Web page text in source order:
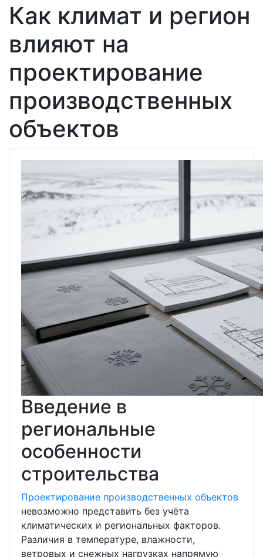
Как климат и регион
влияют на
проектирование
производственных
объектов
Введение в
региональные
особенности
строительства
Проектирование производственных объектов
невозможно представить без учёта
климатических и региональных факторов.
Различия в температуре, влажности,
ветровых и снежных нагрузках напрямую